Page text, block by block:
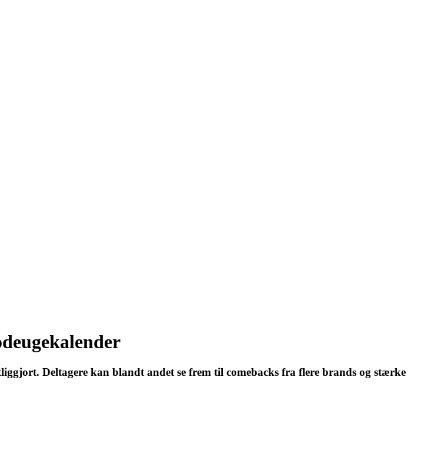
Deltagere kan blandt andet se frem til comebacks fra flere brands og stærke